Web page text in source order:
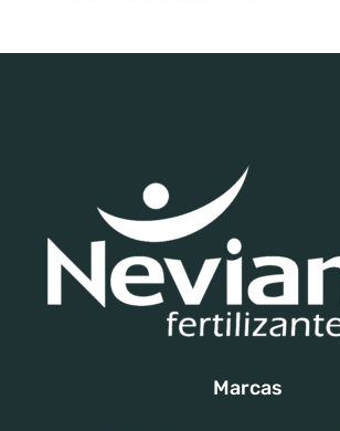
Marcas